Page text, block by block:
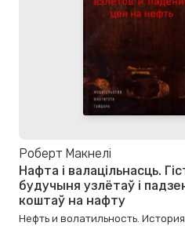
Роберт Макнелі
Нафта і валацільнасць.
будучыня узлётаў і
коштаў на нафту
Нефть и волатильность.